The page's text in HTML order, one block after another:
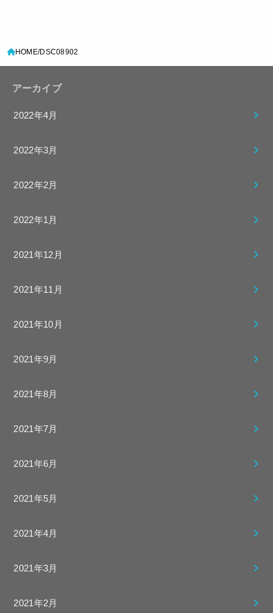
HOME DSC08902
アーカイブ
2022年4月
2022年3月
2022年2月
2022年1月
2021年12月
2021年11月
2021年10月
2021年9月
2021年8月
2021年7月
2021年6月
2021年5月
2021年4月
2021年3月
2021年2月